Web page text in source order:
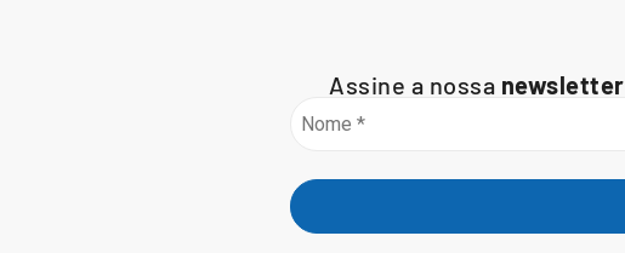
Assine a nossa newsletter